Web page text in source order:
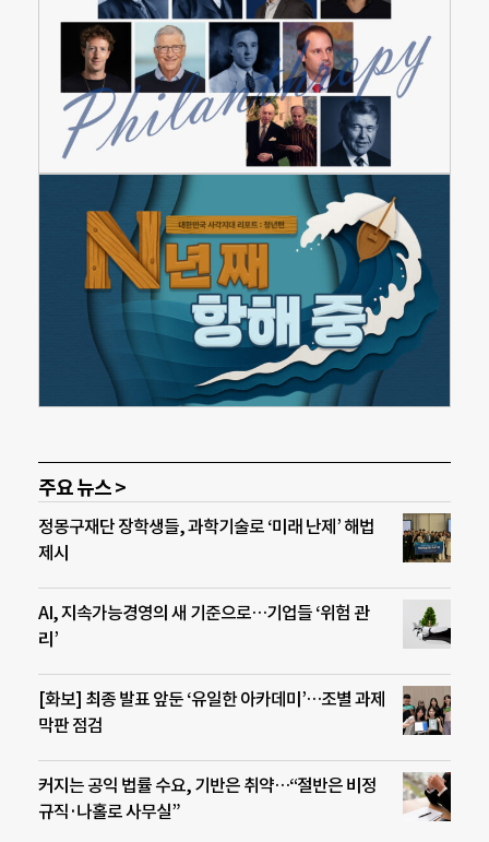
주요 뉴스 >
정몽구재단 장학생들, 과학기술로 ‘미래 난제’ 해법
제시
AI, 지속가능경영의 새 기준으로…기업들 ‘위험 관
리’
[화보] 최종 발표 앞둔 ‘유일한 아카데미’…조별 과제
막판 점검
커지는 공익 법률 수요, 기반은 취약…“절반은 비정
규직·나홀로 사무실”